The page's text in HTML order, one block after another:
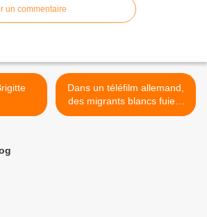
un commentaire
Dans un téléfilm allemand,
des migrants blancs fuient
une Europe facho pour